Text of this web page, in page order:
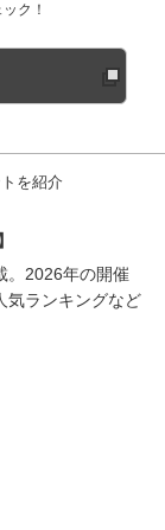
ク！
を紹介
。2026年の開催
気ランキングなど